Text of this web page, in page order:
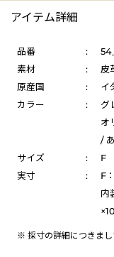
アイテム詳細
品番 :
素材
:
皮
原産国
:
イ
カラー
:
グ
オ
/
サイズ
:
F
実寸
:
F
内
×10
※ 採寸の詳細につきまし